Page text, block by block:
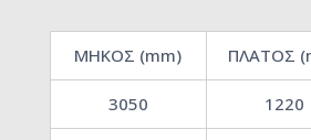
ΜΗΚΟΣ (mm) ΠΛΑΤΟΣ
3050 1220